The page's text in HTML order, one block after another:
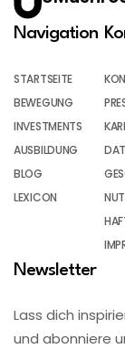
Navigation
STARTSEITE
BEWEGUNG
INVESTMENTS
AUSBILDUNG
BLOG
LEXICON
Newsletter
Lass dich
und abonniere